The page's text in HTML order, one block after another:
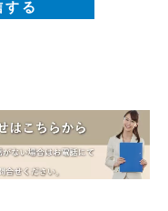
ビスを利用する場
を行なう場合等に個
ールアドレス等)を